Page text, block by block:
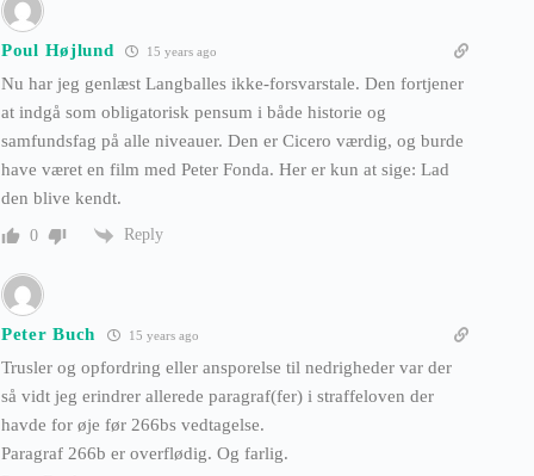
Poul Højlund 15 years ago
Nu har jeg genlæst Langballes ikke-forsvarstale. Den fortjener
at indgå som obligatorisk pensum i både historie og
samfundsfag på alle niveauer. Den er Cicero værdig, og burde
have været en film med Peter Fonda. Her er kun at sige: Lad
den blive kendt.
0 Reply
Peter Buch 15 years ago
Trusler og opfordring eller ansporelse til nedrigheder var der
så vidt jeg erindrer allerede paragraf(fer) i straffeloven der
havde for øje før 266bs vedtagelse.
Paragraf 266b er overflødig. Og farlig.